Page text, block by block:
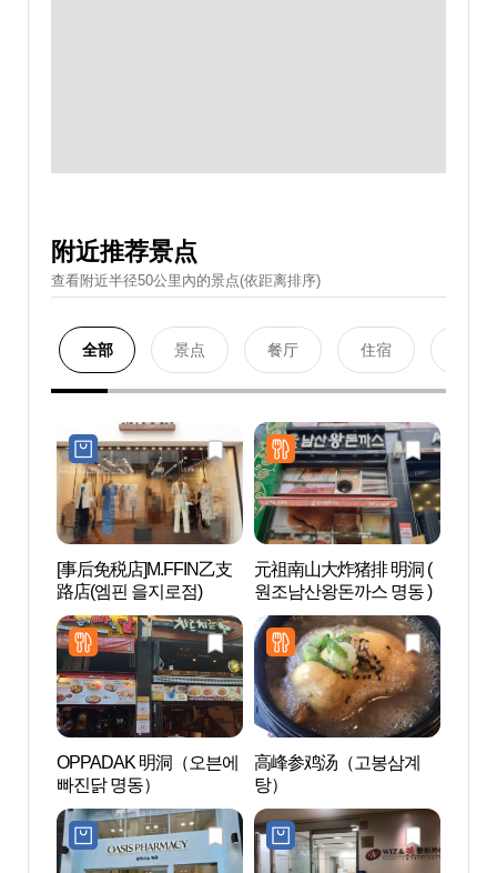
附近推荐景点
查看附近半径50公里內的景点(依距离排序)
全部 景点 餐厅 住宿
[事后免税店]M.FFIN乙支
路店(엠핀 을지로점)
元祖南山大炸猪排 明洞 (
원조남산왕돈까스 명동 )
OPPADAK 明洞（오븐에
빠진닭 명동）
高峰参鸡汤（고봉삼계
탕）